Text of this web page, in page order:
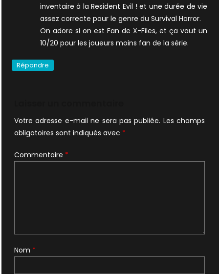
inventaire à la Resident Evil ! et une durée de vie
assez correcte pour le genre du Survival Horror.
On adore si on est Fan de X-Files, et ça vaut un
10/20 pour les joueurs moins fan de la série.
Répondre
Votre adresse e-mail ne sera pas publiée. Les champs
obligatoires sont indiqués avec *
Commentaire *
Nom *